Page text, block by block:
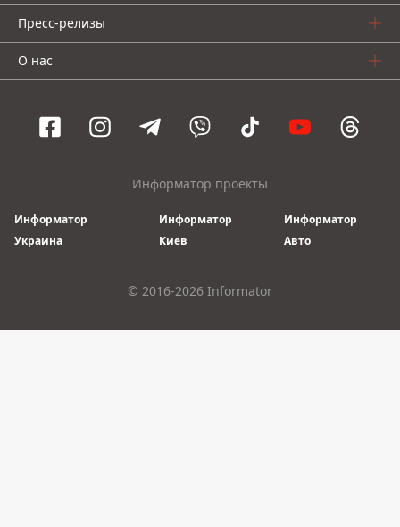
Пресс-релизы
О нас
Информатор проекты
Информатор
Украина
Информатор
Киев
Информатор
Авто
© 2016-2026 Informator